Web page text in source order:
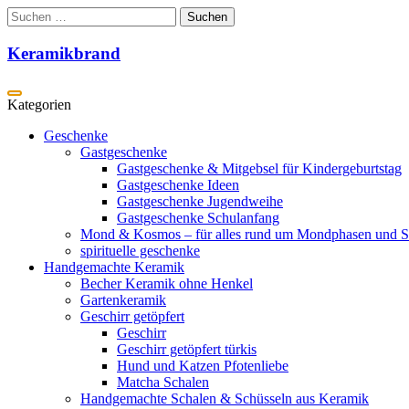
Zum
Inhalt
springen
Suchen
nach:
Keramikbrand
Geschenke
Gastgeschenke
Gastgeschenke & Mitgebsel für Kindergeburtstag
Gastgeschenke Ideen
Gastgeschenke Jugendweihe
Gastgeschenke Schulanfang
Mond & Kosmos – für alles rund um Mondphasen und
spirituelle geschenke
Handgemachte Keramik
Becher Keramik ohne Henkel
Gartenkeramik
Geschirr getöpfert
Geschirr
Geschirr getöpfert türkis
Hund und Katzen Pfotenliebe
Matcha Schalen
Handgemachte Schalen & Schüsseln aus Keramik